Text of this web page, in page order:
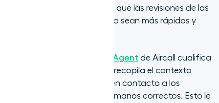
durante la interacción para que las revisiones de las
llamadas y el asesoramiento sean más rápidos y
AI Voice Agent de Aircall cualifica
a los clientes potenciales y recopila el contexto
necesario antes de poner en contacto a los
clientes con los agentes humanos correctos. Esto le